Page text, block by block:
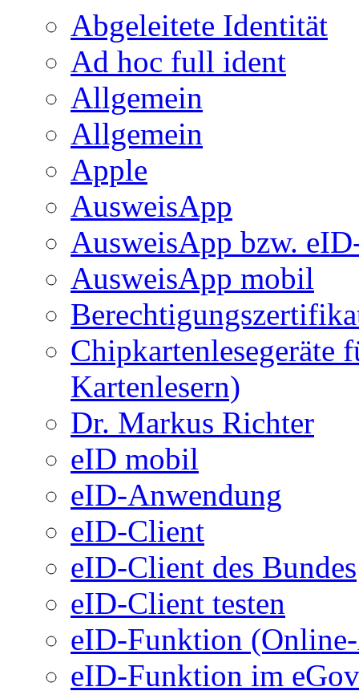
Abgeleitete Identität
Ad hoc full ident
Allgemein
Allgemein
Apple
AusweisApp
AusweisApp bzw.
AusweisApp mobil
Chipkartenlesegeräte
Kartenlesern)
Dr. Markus Richter
eID mobil
eID-Anwendung
eID-Client
eID-Client des Bundes
eID-Client testen
eID-Funktion
eID-Funktion im